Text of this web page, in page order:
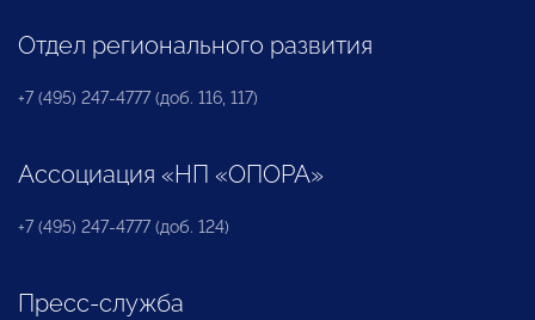
Отдел регионального развития
+7 (495) 247-4777 (доб. 116, 117)
Ассоциация «НП «ОПОРА»
+7 (495) 247-4777 (доб. 124)
Пресс-служба